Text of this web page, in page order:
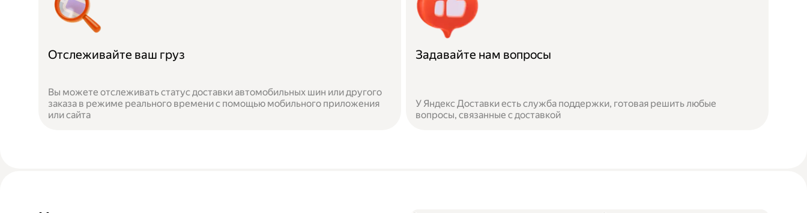
Отслеживайте ваш груз
Вы можете отслеживать статус доставки автомобильных шин или другого
заказа в режиме реального времени с помощью мобильного приложения
или сайта
Задавайте нам вопросы
У Яндекс Доставки есть служба поддержки, готовая решить любые
вопросы, связанные с доставкой